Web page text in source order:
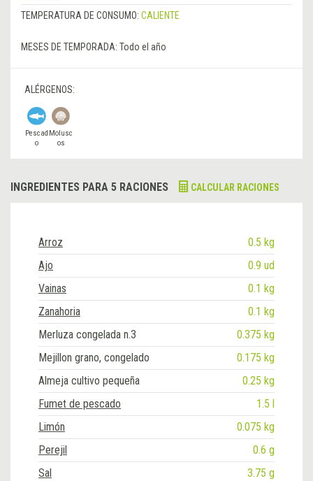
TEMPERATURA DE CONSUMO: CALIENTE
MESES DE TEMPORADA: Todo el año
ALÉRGENOS:
Pescad
o
Molusc
os
INGREDIENTES PARA 5 RACIONES CALCULAR RACIONES
Arroz
0.5 kg
Ajo
0.9 ud
Vainas
0.1 kg
Zanahoria
0.1 kg
Merluza congelada n.3
0.375 kg
Mejillon grano, congelado
0.175 kg
Almeja cultivo pequeña
0.25 kg
Fumet de pescado
1.5 l
Limón
0.075 kg
Perejil
0.6 g
Sal
3.75 g